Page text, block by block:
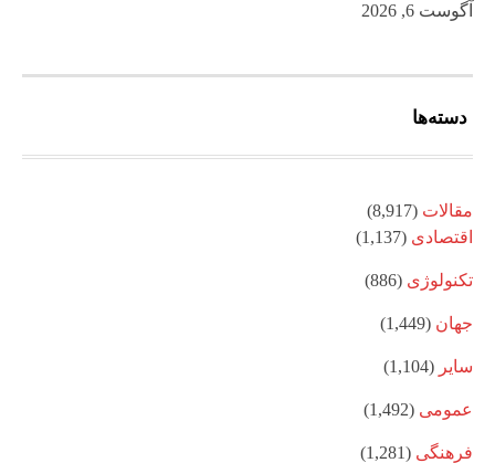
آگوست 6, 2026
دسته‌ها
مقالات (8,917)
اقتصادی (1,137)
تکنولوژی (886)
جهان (1,449)
سایر (1,104)
عمومی (1,492)
فرهنگی (1,281)